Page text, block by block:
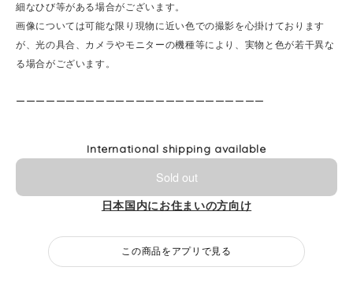
細なひび等がある場合がございます。
画像については可能な限り現物に近い色での撮影を心掛けております
が、光の具合、カメラやモニターの機種等により、実物と色が若干異な
る場合がございます。
ーーーーーーーーーーーーーーーーーーーーーーーーー
International shipping available
Sold out
日本国内にお住まいの方向け
この商品をアプリで見る